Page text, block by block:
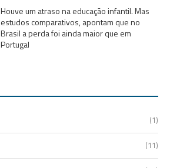
Houve um atraso na educação infantil. Mas
estudos comparativos, apontam que no
Brasil a perda foi ainda maior que em
Portugal
(1)
(11)